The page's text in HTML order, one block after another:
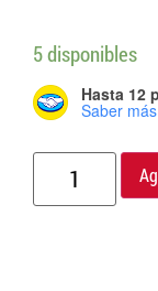
5 disponibles
Hasta 12
Saber más